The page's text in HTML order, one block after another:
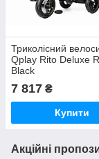
Триколісний
Qplay Rito Deluxe
Black
7 817 ₴
Купити
Акційні